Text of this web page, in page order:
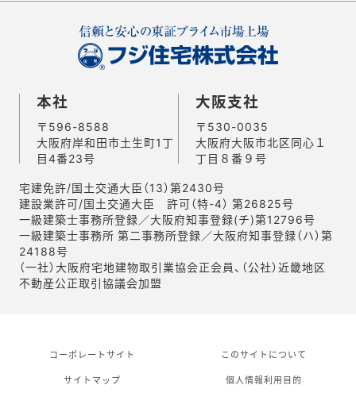
本社
〒596-8588
大阪府岸和田市土生町1丁
目4番23号
大阪支社
〒530-0035
大阪府大阪市北区同心１
丁目８番９号
宅建免許/国土交通大臣（13）第2430号
建設業許可/国土交通大臣 許可（特-4） 第26825号
一級建築士事務所登録／大阪府知事登録(チ)第12796号
一級建築士事務所 第二事務所登録／大阪府知事登録（ハ）第
24188号
（一社）大阪府宅地建物取引業協会正会員、（公社）近畿地区
不動産公正取引協議会加盟
コーポレートサイト
このサイトについて
サイトマップ
個人情報利用目的